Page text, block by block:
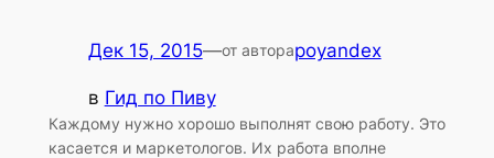
Дек 15, 2015—от автораpoyandex
в Гид по Пиву
Каждому нужно хорошо выполнят свою работу. Это
касается и маркетологов. Их работа вполне